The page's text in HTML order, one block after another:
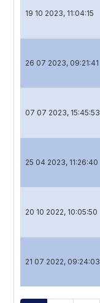
19 10 2023, 11:04:15
26 07 2023, 09:21:41
07 07 2023, 15:45:53
25 04 2023, 11:26:40
20 10 2022, 10:05:50
21 07 2022, 09:24:03